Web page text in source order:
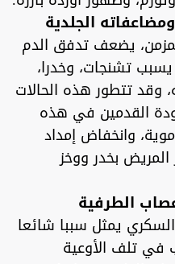
الجلدية
يضعف تدفق الدم
تشنجات، وخدرا،
وقد تتطور هذه الحالات
القدمين في هذه
وانخفاض إمداد
بخدر ووخز
الطرفية
يمثل سببا شائعا
في تلف الأوعية